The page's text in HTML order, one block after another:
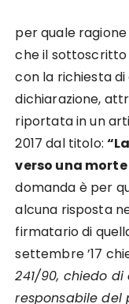
per quale
che il sottoscritto
con la richiesta
dichiarazione,
riportata in un
2017 dal titolo:
verso una
domanda è per
alcuna risposta
firmatario di
settembre ’17
241/90, chiedo
responsabile del